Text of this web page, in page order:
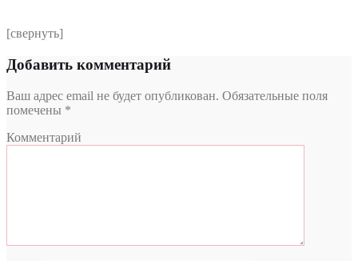
[свернуть]
Добавить комментарий
Ваш адрес email не будет опубликован. Обязательные поля
помечены *
Комментарий